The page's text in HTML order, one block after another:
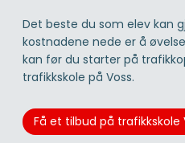
Det beste du som elev kan
kostnadene nede er å
kan før du starter på
trafikkskole på Voss.
Få et tilbud på trafikkskole